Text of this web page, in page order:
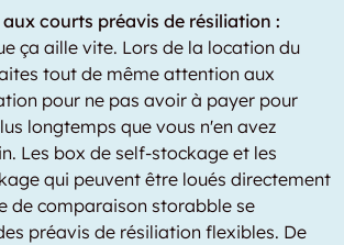
courts préavis de résiliation :
ça aille vite. Lors de la location du
tout de même attention aux
pour ne pas avoir à payer pour
longtemps que vous n'en avez
Les box de self-stockage et les
qui peuvent être loués directement
de comparaison storabble se
préavis de résiliation flexibles. De